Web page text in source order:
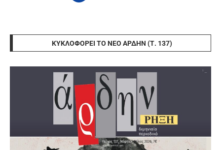
ΚΥΚΛΟΦΟΡΕΊ ΤΟ ΝΈΟ ΆΡΔΗΝ (Τ. 137)